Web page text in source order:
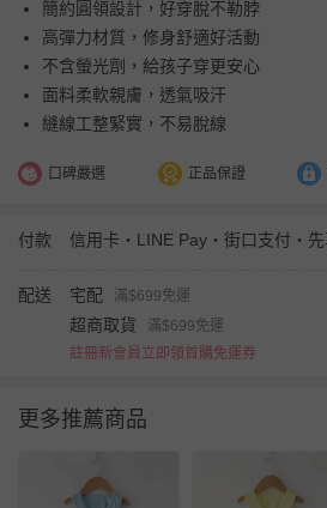
簡約圓領設計，好穿脫不勒脖
高彈力材質，修身舒適好活動
不含螢光劑，給孩子穿更安心
面料柔軟親膚，透氣吸汗
縫線工整緊實，不易脫線
口碑嚴選 正品保證
付款
配送 宅配 滿$699免運
超商取貨
滿$699免運
註冊新會員立即領首購免運券
更多推薦商品